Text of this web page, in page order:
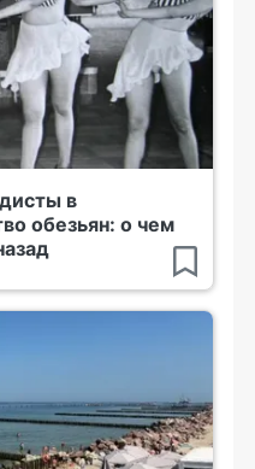
в
обезьян: о чем